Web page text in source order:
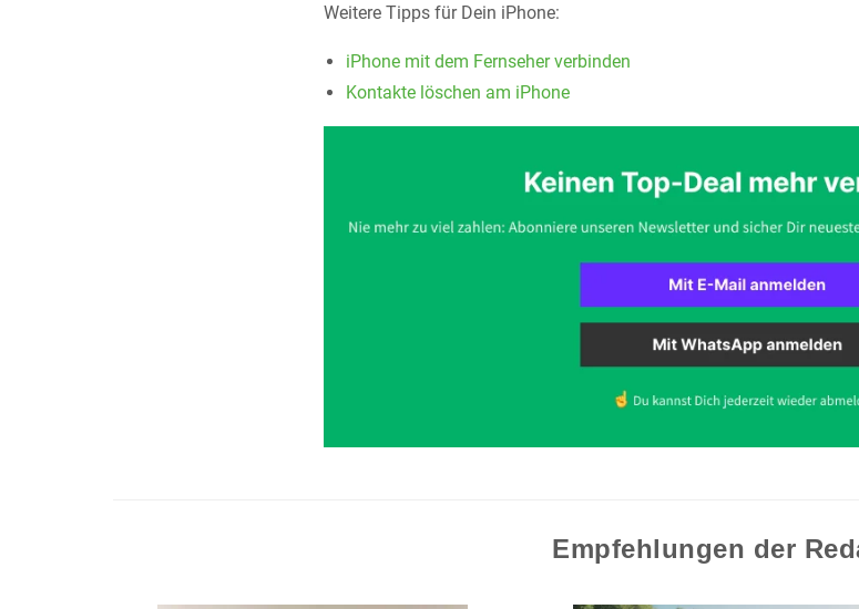
Weitere Tipps für Dein iPhone:
iPhone mit dem Fernseher verbinden
Kontakte löschen am iPhone
Empfehlungen der